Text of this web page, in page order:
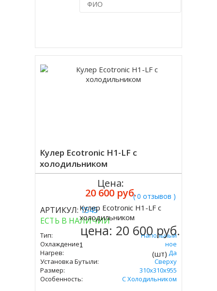
Кулер Ecotronic H1-LF с
холодильником
( 0 отзывов )
АРТИКУЛ:1545
ЕСТЬ В НАЛИЧИИ
Тип:
Напольный
Охлаждение:
Компрессорное
Нагрев:
Да
Установка Бутыли:
Сверху
Размер:
310x310х955
Особенность:
С Холодильником
Цена:
20 600 руб.
Купить
Кулер Ecotronic H1-LF с
холодильником
цена: 20 600 руб.
(шт)